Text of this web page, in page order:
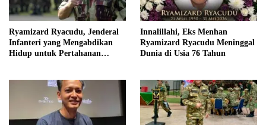
Ryamizard Ryacudu, Jenderal
Infanteri yang Mengabdikan
Hidup untuk Pertahanan
Innalillahi, Eks Menhan
Ryamizard Ryacudu Meninggal
Dunia di Usia 76 Tahun